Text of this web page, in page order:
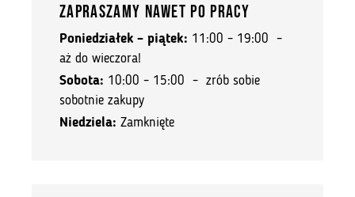
ZAPRASZAMY NAWET PO PRACY
Poniedziałek – piątek: 11:00 – 19:00 –
aż do wieczora!
Sobota: 10:00 – 15:00 – zrób sobie
sobotnie zakupy
Niedziela: Zamknięte